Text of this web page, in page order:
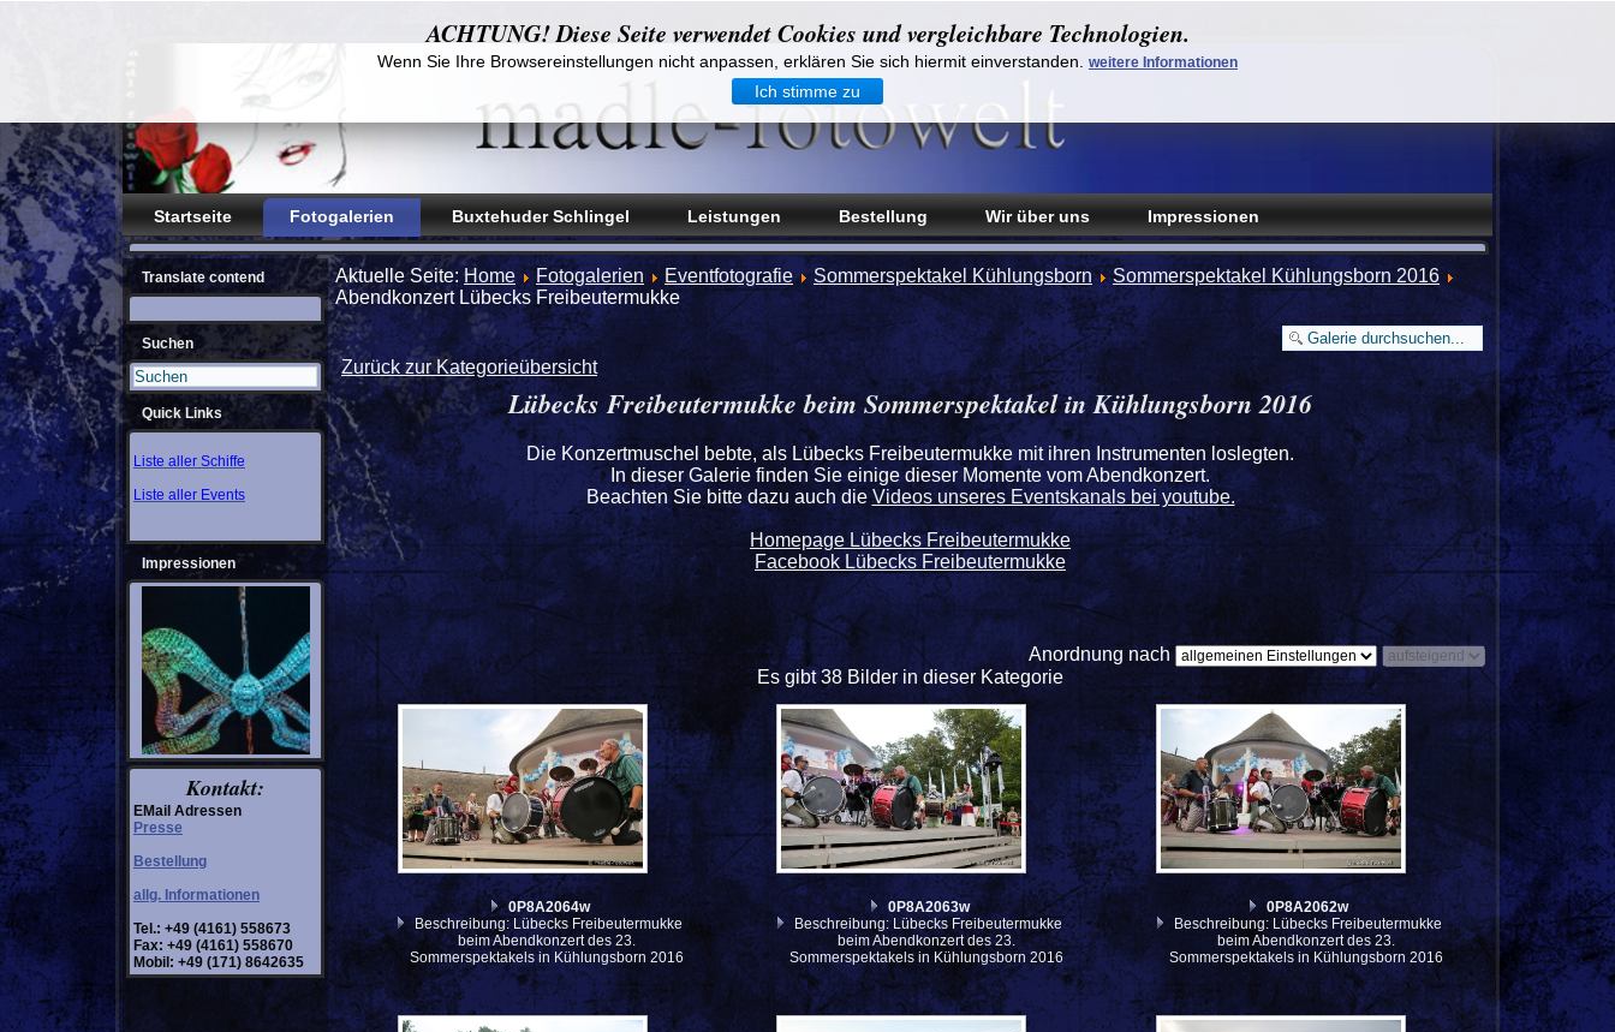
Startseite Fotogalerien Buxtehuder Schlingel Leistungen Bestellung Wir über uns Impressionen
ACHTUNG! Diese Seite verwendet Cookies und vergleichbare Technologien.
Wenn Sie Ihre Browsereinstellungen nicht anpassen, erklären Sie sich hiermit einverstanden. weitere Informationen
Ich stimme zu
Translate contend
Suchen
Quick Links
Liste aller Schiffe
Liste aller Events
Impressionen
Kontakt:
EMail Adressen
Presse
Bestellung
allg. Informationen
Tel.: +49 (4161) 558673
Fax: +49 (4161) 558670
Mobil: +49 (171) 8642635
Aktuelle Seite: Home Fotogalerien Eventfotografie Sommerspektakel Kühlungsborn
Sommerspektakel Kühlungsborn 2016
Abendkonzert Lübecks Freibeutermukke
Zurück zur Kategorieübersicht
Lübecks Freibeutermukke beim Sommerspektakel in Kühlungsborn 2016
Die Konzertmuschel bebte, als Lübecks Freibeutermukke mit ihren Instrumenten loslegten.
In dieser Galerie finden Sie einige dieser Momente vom Abendkonzert.
Beachten Sie bitte dazu auch dieVideos unseres Eventskanals bei youtube.
Homepage Lübecks Freibeutermukke
Facebook Lübecks Freibeutermukke
Anordnung nach
Es gibt 38 Bilder in dieser Kategorie
0P8A2064w
Beschreibung: Lübecks Freibeutermukke
beim Abendkonzert des 23.
Sommerspektakels in Kühlungsborn 2016
0P8A2063w
Beschreibung: Lübecks Freibeutermukke
beim Abendkonzert des 23.
Sommerspektakels in Kühlungsborn 2016
0P8A2062w
Beschreibung: Lübecks Freibeutermukke
beim Abendkonzert des 23.
Sommerspektakels in Kühlungsborn 2016